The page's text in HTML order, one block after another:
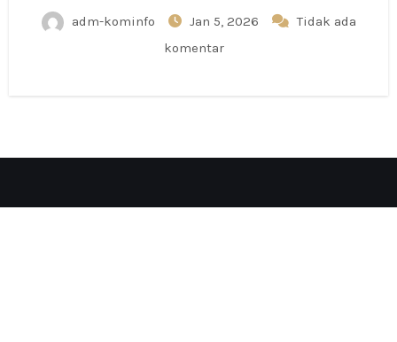
adm-kominfo Jan 5, 2026
Tidak ada
komentar